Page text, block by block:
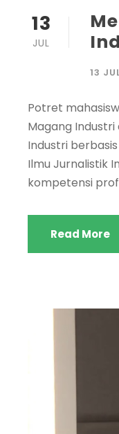
13
JUL
13
Potret
Magang Industri
Industri
Ilmu Jurnalistik
kompetensi
Read More